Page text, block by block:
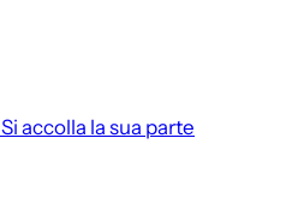
Si accolla la sua parte